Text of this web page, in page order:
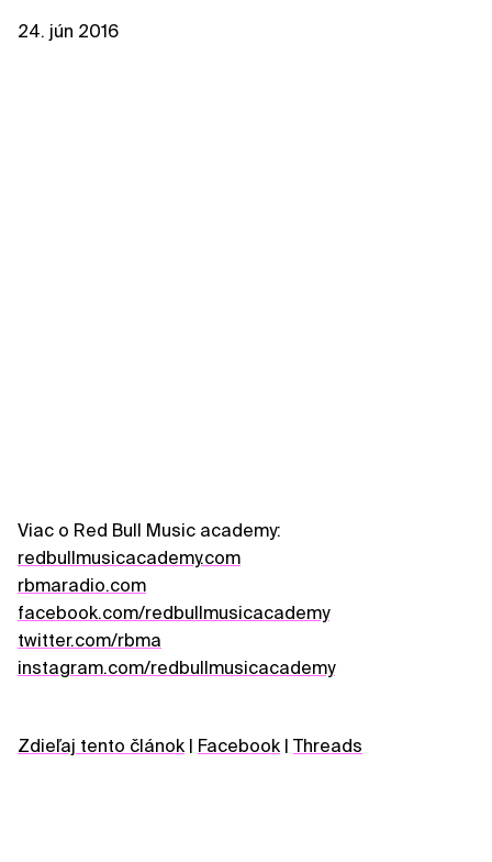
24. jún 2016
Viac o Red Bull Music academy:
redbullmusicacademy.com
rbmaradio.com
facebook.com/redbullmusicacademy
twitter.com/rbma
instagram.com/redbullmusicacademy
Zdieľaj tento článok Facebook Threads